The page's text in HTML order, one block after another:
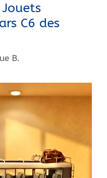
C6 des
B.